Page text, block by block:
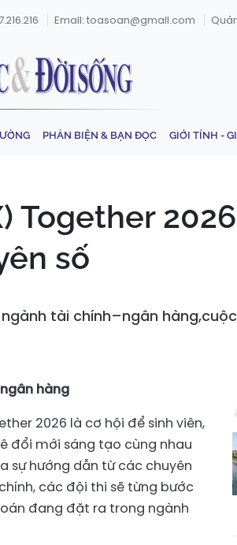
Email: toasoan@gmail.com
PHẢN BIỆN & BẠN ĐỌC GIỚI TÍNH -
Together
số
tài chính–ngân
hàng
2026 là cơ hội để sinh viên,
đổi mới sáng tạo cùng nhau
sự hướng dẫn từ các chuyên
các đội thi sẽ từng bước
đang đặt ra trong ngành